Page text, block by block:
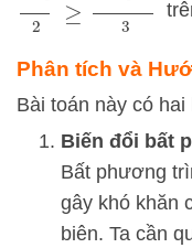
Phân tích và
Bài toán này có
Biến đổi bất
Bất phương
gây khó khăn
biên. Ta cần